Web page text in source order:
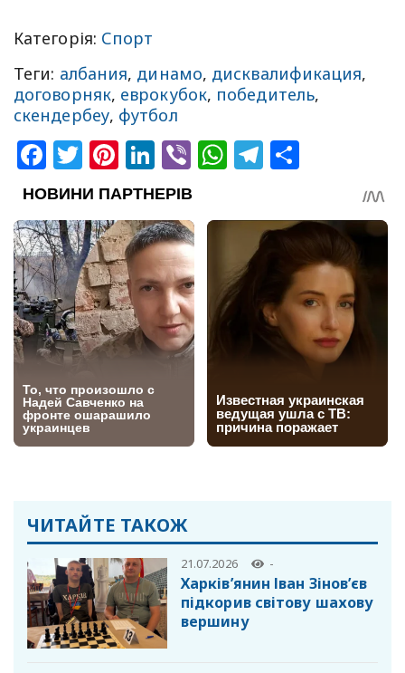
Категорія: Спорт
Теги: албания, динамо, дисквалификация,
договорняк, еврокубок, победитель,
скендербеу, футбол
Facebook
Twitter
Pinterest
LinkedIn
ViberWhatsApp
Telegram
ЧИТАЙТЕ ТАКОЖ
21.07.2026 -
Харків’янин Іван Зінов’єв
підкорив світову шахову
вершину